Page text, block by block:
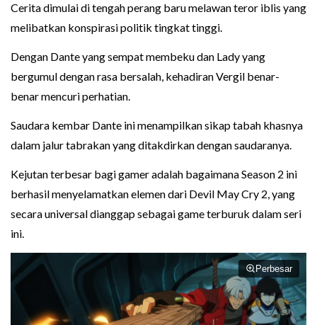
Cerita dimulai di tengah perang baru melawan teror iblis yang
melibatkan konspirasi politik tingkat tinggi.
Dengan Dante yang sempat membeku dan Lady yang
bergumul dengan rasa bersalah, kehadiran Vergil benar-
benar mencuri perhatian.
Saudara kembar Dante ini menampilkan sikap tabah khasnya
dalam jalur tabrakan yang ditakdirkan dengan saudaranya.
Kejutan terbesar bagi gamer adalah bagaimana Season 2 ini
berhasil menyelamatkan elemen dari Devil May Cry 2, yang
secara universal dianggap sebagai game terburuk dalam seri
ini.
Perbesar